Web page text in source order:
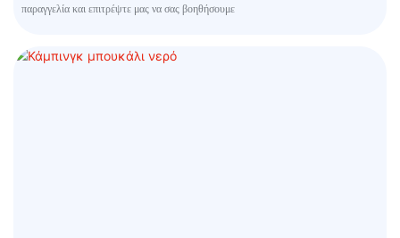
παραγγελία και επιτρέψτε μας να σας βοηθήσουμε